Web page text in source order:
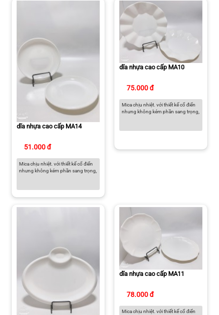
dĩa nhựa cao cấp MA14
51.000 đ
Mica chịu nhiệt. với thiết kế cổ điển
nhưng không kém phần sang trọng,
dĩa nhựa cao cấp MA10
75.000 đ
Mica chịu nhiệt. với thiết kế cổ điển
nhưng không kém phần sang trọng,
dĩa nhựa cao cấp MA11
78.000 đ
Mica chịu nhiệt. với thiết kế cổ điển